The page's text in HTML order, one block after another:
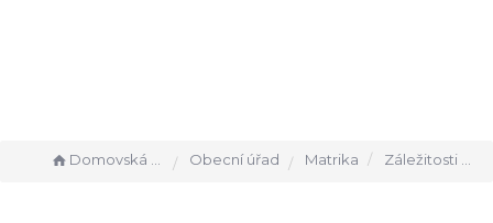
Domovská stránka Obecní úřad Matrika Záležitosti státních občanů ČR v cizině